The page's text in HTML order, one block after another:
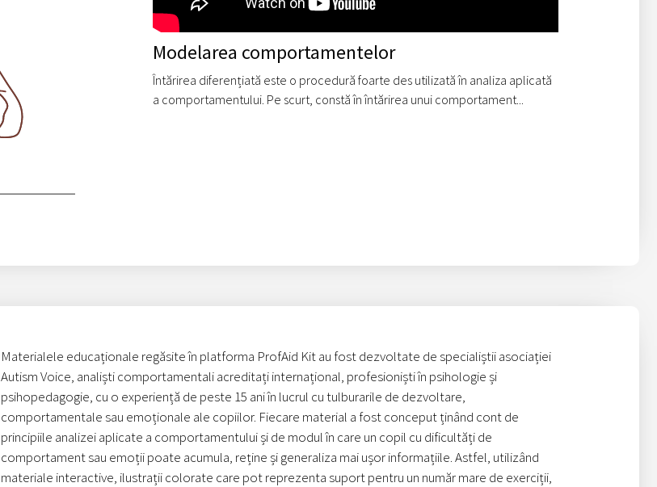
Modelarea comportamentelor
Întărirea diferențiată este o procedură foarte des utilizată în analiza aplicată
a comportamentului. Pe scurt, constă în întărirea unui comportament...
Materialele educaționale regăsite în platforma ProfAid Kit au fost dezvoltate de specialiștii asociației
Autism Voice, analiști comportamentali acreditați internațional, profesioniști în psihologie și
psihopedagogie, cu o experiență de peste 15 ani în lucrul cu tulburarile de dezvoltare,
comportamentale sau emoționale ale copiilor. Fiecare material a fost conceput ținând cont de
principiile analizei aplicate a comportamentului și de modul în care un copil cu dificultăți de
comportament sau emoții poate acumula, reține și generaliza mai ușor informațiile. Astfel, utilizând
materiale interactive, ilustrații colorate care pot reprezenta suport pentru un număr mare de exerciții,